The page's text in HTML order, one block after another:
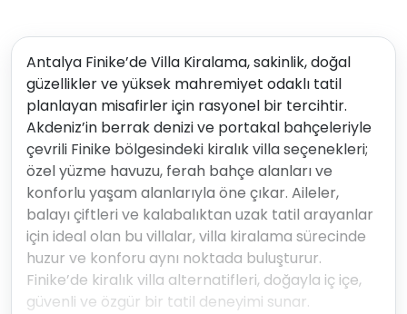
Antalya Finike’de Villa Kiralama, sakinlik, doğal
güzellikler ve yüksek mahremiyet odaklı tatil
planlayan misafirler için rasyonel bir tercihtir.
Akdeniz’in berrak denizi ve portakal bahçeleriyle
çevrili Finike bölgesindeki kiralık villa seçenekleri;
özel yüzme havuzu, ferah bahçe alanları ve
konforlu yaşam alanlarıyla öne çıkar. Aileler,
balayı çiftleri ve kalabalıktan uzak tatil arayanlar
için ideal olan bu villalar, villa kiralama sürecinde
huzur ve konforu aynı noktada buluşturur.
Finike’de kiralık villa alternatifleri, doğayla iç içe,
güvenli ve özgür bir tatil deneyimi sunar.